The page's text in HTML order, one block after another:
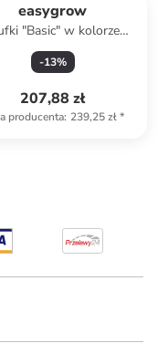
easygrow
"Basic" w kolorze
brązowym
-13%
207,88 zł
producenta: 239,25 zł*